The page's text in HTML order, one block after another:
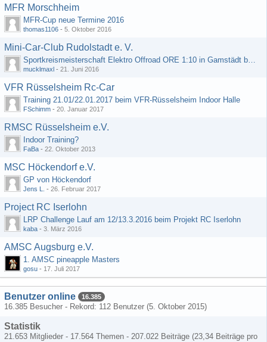
MFR Morschheim
MFR-Cup neue Termine 2016
thomas1106 - 5. Oktober 2016
Mini-Car-Club Rudolstadt e. V.
Sportkreismeisterschaft Elektro Offroad ORE 1:10 in Gamstädt bei Erfurt, Outdoor mit Indoor Ausweichmöglichkeit!!!
mucklmaxl - 21. Juni 2016
VFR Rüsselsheim Rc-Car
Training 21.01/22.01.2017 beim VFR-Rüsselsheim Indoor Halle
FSchimm - 20. Januar 2017
RMSC Rüsselsheim e.V.
Indoor Training?
FaBa - 22. Oktober 2013
MSC Höckendorf e.V.
GP von Höckendorf
Jens L. - 26. Februar 2017
Project RC Iserlohn
LRP Challenge Lauf am 12/13.3.2016 beim Projekt RC Iserlohn
kaba - 3. März 2016
AMSC Augsburg e.V.
1. AMSC pineapple Masters
gosu - 17. Juli 2017
Benutzer online 16.385
16.385 Besucher - Rekord: 112 Benutzer (5. Oktober 2015)
Statistik
21.653 Mitglieder - 17.564 Themen - 207.022 Beiträge (23,34 Beiträge pro